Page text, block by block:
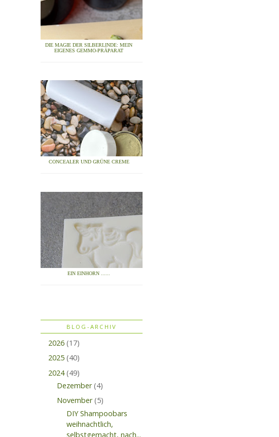
DIE MAGIE DER SILBERLINDE: MEIN
EIGENES GEMMO-PRÄPARAT
CONCEALER UND GRÜNE CREME
EIN EINHORN ......
BLOG-ARCHIV
2026 (17)
2025 (40)
2024 (49)
Dezember (4)
November (5)
DIY Shampoobars
weihnachtlich,
selbstgemacht, nach...